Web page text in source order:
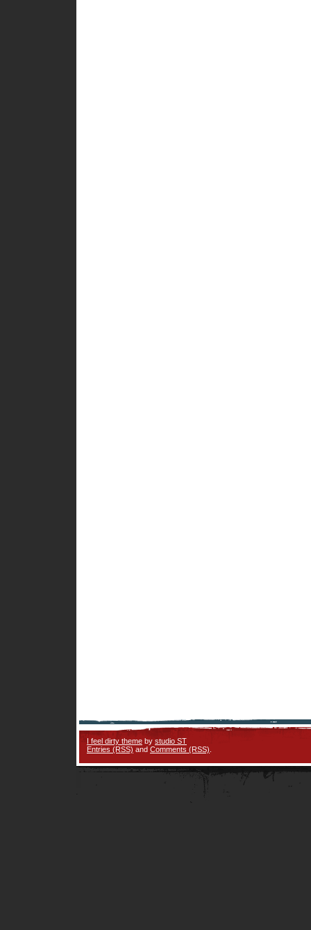
I feel dirty theme by studio ST
Entries (RSS) and Comments (RSS)